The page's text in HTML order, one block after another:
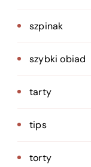
szpinak
szybki obiad
tarty
tips
torty